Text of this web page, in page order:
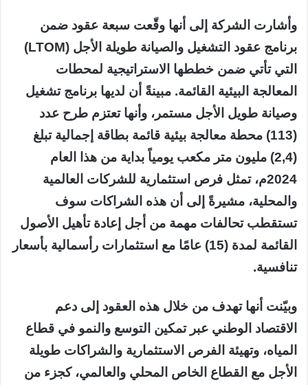
وأشارت الشركة إلى أنها وقّعت سبعة عقود ضمن
برنامج عقود التشغيل والصيانة طويلة الأجل (LTOM)
التي تأتي ضمن خططها الاستراتيجية لمحطات
المعالجة البيئية القائمة. مبينةً أن لديها برنامج تشغيل
وصيانة طويل الأجل مستمر، وأنها تعتزم طرح عدد
(113) محطة معالجة بيئية قائمة بطاقة إجمالية تبلغ
(2,4) مليون متر مكعب يومياً بداية من هذا العام
2024م، تمثل فرص استثمارية للشركات العالمية
والمحلية، مشيرةً إلى أن هذه الشراكات سوف
تستقطب تحالفات مهمة من أجل إعادة تأهيل الأصول
القائمة لمدة (15) عامًا مع استثمارات رأسمالية بأسعار
تنافسية.
وبيّنت أنها تهدف من خلال هذه العقود إلى دعم
الاقتصاد الوطني عبر تمكين التوسع والنمو في قطاع
المياه، وتهيئة الفرص الاستثمارية والشراكات طويلة
الأجل مع القطاع الخاص المحلي والعالمي، كجزء من